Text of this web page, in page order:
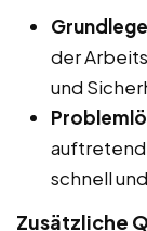
der
und
schnell
Zusätzliche